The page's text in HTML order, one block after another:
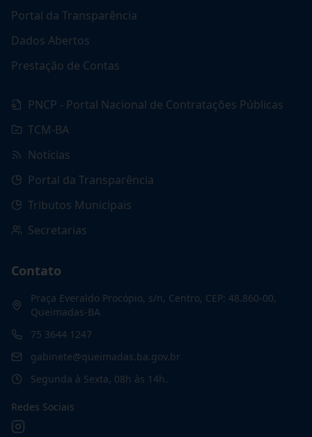
Portal da Transparência
Dados Abertos
Prestação de Contas
PNCP - Portal Nacional de Contratações Públicas
TCM-BA
Notícias
Portal da Transparência
Tributos Municipais
Secretarias
Contato
Praça Everaldo Procópio, s/n, Centro, CEP: 48.860-00,
Queimadas-BA
75 3644 1247
gabinete@queimadas.ba.gov.br
Segunda à Sexta, 08h às 14h.
Redes Sociais